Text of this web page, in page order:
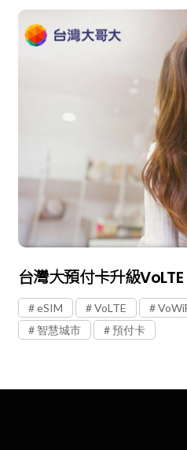
台灣大預付卡升級
eSIM VoLTE
智慧城市
預付卡